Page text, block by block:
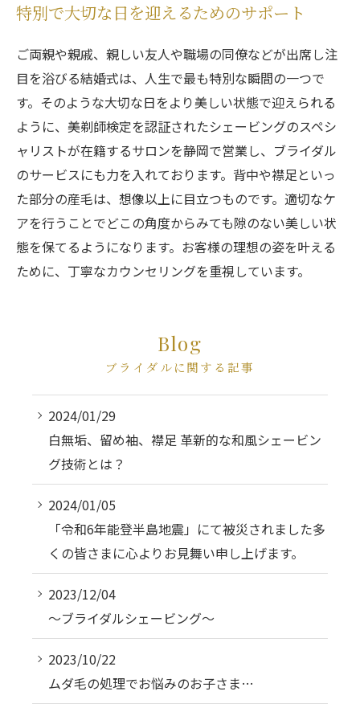
特別で大切な日を迎えるためのサポート
ご両親や親戚、親しい友人や職場の同僚などが出席し注
目を浴びる結婚式は、人生で最も特別な瞬間の一つで
す。そのような大切な日をより美しい状態で迎えられる
ように、美剃師検定を認証されたシェービングのスペシ
ャリストが在籍するサロンを静岡で営業し、ブライダル
のサービスにも力を入れております。背中や襟足といっ
た部分の産毛は、想像以上に目立つものです。適切なケ
アを行うことでどこの角度からみても隙のない美しい状
態を保てるようになります。お客様の理想の姿を叶える
ために、丁寧なカウンセリングを重視しています。
Blog
ブライダルに関する記事
2024/01/29
白無垢、留め袖、襟足 革新的な和風シェービン
グ技術とは？
2024/01/05
「令和6年能登半島地震」にて被災されました多
くの皆さまに心よりお見舞い申し上げます。
2023/12/04
～ブライダルシェービング～
2023/10/22
ムダ毛の処理でお悩みのお子さま…